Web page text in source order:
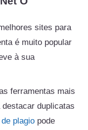
sites para
é muito popular
à sua
ferramentas mais
duplicatas
plagio pode